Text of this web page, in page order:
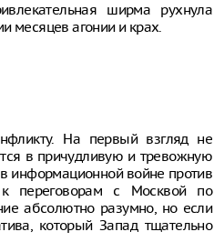
ширма рухнула
месяцев агонии и крах.
На первый взгляд не
в причудливую и тревожную
информационной войне против
переговорам с Москвой по
абсолютно разумно, но если
который Запад тщательно